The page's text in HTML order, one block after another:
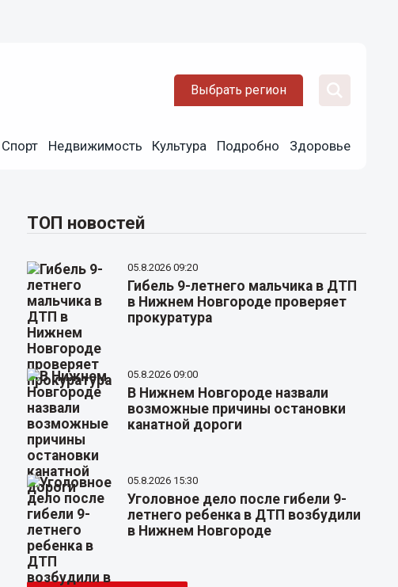
Выбрать регион
Спорт Недвижимость Культура Подробно Здоровье
ТОП новостей
05.8.2026 09:20
Гибель 9-летнего мальчика в ДТП
в Нижнем Новгороде проверяет
прокуратура
05.8.2026 09:00
В Нижнем Новгороде назвали
возможные причины остановки
канатной дороги
05.8.2026 15:30
Уголовное дело после гибели 9-
летнего ребенка в ДТП возбудили
в Нижнем Новгороде